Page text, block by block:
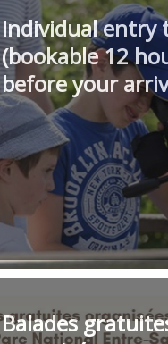
Individual entry
(bookable 12
before your
Balades